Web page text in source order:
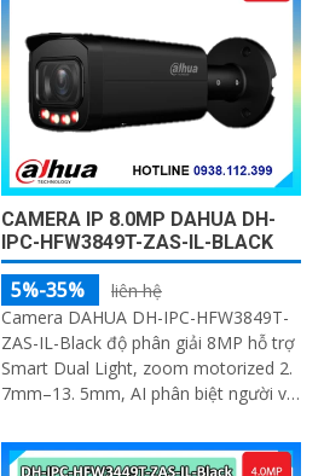
CAMERA IP 8.0MP DAHUA DH-
IPC-HFW3849T-ZAS-IL-BLACK
5%-35%
liên hệ
Camera DAHUA DH-IPC-HFW3849T-
ZAS-IL-Black độ phân giải 8MP hỗ trợ
Smart Dual Light, zoom motorized 2.
7mm–13. 5mm, AI phân biệt người và
chống bụi nước